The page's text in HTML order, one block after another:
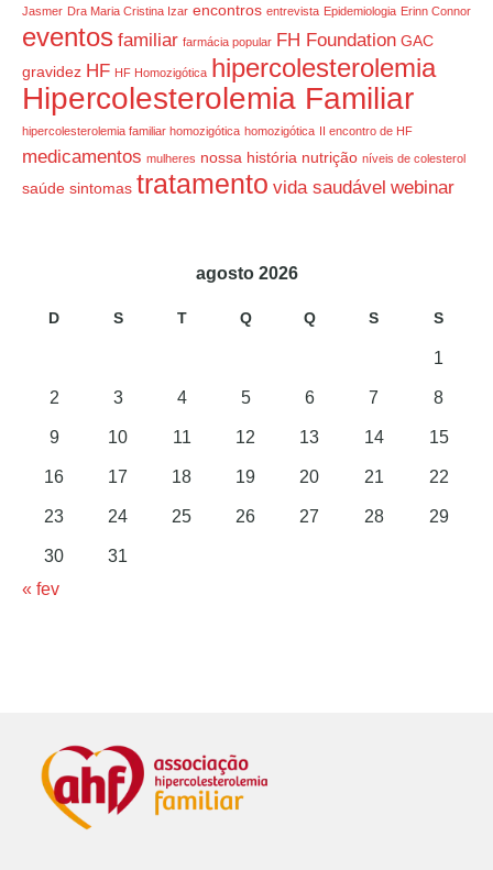
Jasmer Dra Maria Cristina Izar encontros entrevista Epidemiologia Erinn Connor
eventos familiar farmácia popular FH Foundation GAC
gravidez HF HF Homozigótica hipercolesterolemia
Hipercolesterolemia Familiar
hipercolesterolemia familiar homozigótica homozigótica II encontro de HF
medicamentos mulheres nossa história nutrição níveis de colesterol
saúde sintomas tratamento vida saudável webinar
agosto 2026
D S T Q Q S S
1
2 3 4 5 6 7 8
9 10 11 12 13 14 15
16 17 18 19 20 21 22
23 24 25 26 27 28 29
30
31
« fev